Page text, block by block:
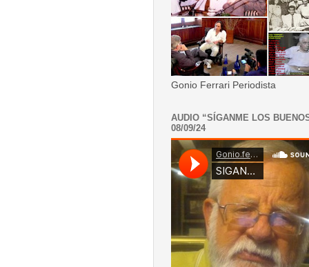
Gonio Ferrari Periodista
AUDIO “SÍGANME LOS
08/09/24